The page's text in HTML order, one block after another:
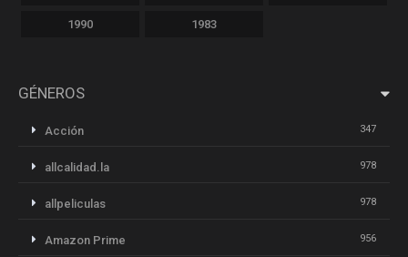
1990 1983
GÉNEROS
Acción 347
allcalidad.la 978
allpeliculas 978
Amazon Prime 956